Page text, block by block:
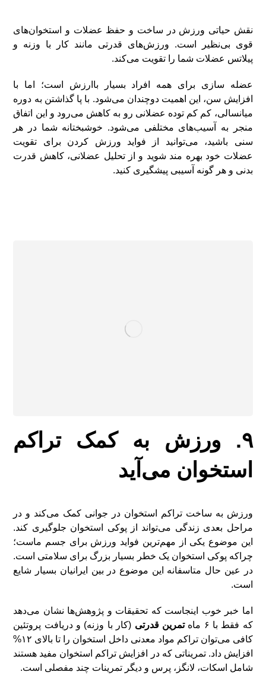
نقش حیاتی ورزش در ساخت و حفظ عضلات و استخوان‌های
قوی بی‌نظیر است. ورزش‌های قدرتی مانند کار با وزنه و
پیلاتس عضلات شما را تقویت می‌کند.
عضله سازی برای همه افراد بسیار باارزش است؛ اما با
افزایش سن، این اهمیت دوچندان می‌شود. با پا گذاشتن به دوره
میانسالی، کم کم توده عضلانی رو به کاهش می‌رود و این اتفاق
منجر به آسیب‌های مختلفی می‌شود. خوشبختانه شما در هر
سنی باشید، می‌توانید از فواید ورزش کردن برای تقویت
عضلات خود بهره مند شوید و از تحلیل عضلانی، کاهش قدرت
بدنی و هر گونه آسیبی پیشگیری کنید.
۹. ورزش به کمک تراکم
استخوان می‌آید
ورزش به ساخت تراکم استخوان در جوانی کمک می‌کند و در
مراحل بعدی زندگی می‌تواند از پوکی استخوان جلوگیری کند.
این موضوع یکی از مهم‌ترین فواید ورزش برای جسم ماست؛
چراکه پوکی استخوان یک خطر بسیار بزرگ برای سلامتی است.
در عین حال متاسفانه این موضوع در بین ایرانیان بسیار شایع
است.
اما خبر خوب اینجاست که تحقیقات و پژوهش‌ها نشان می‌دهد
که فقط با ۶ ماه
تمرین قدرتی (کار با وزنه) و دریافت پروتئین
کافی می‌توان تراکم مواد معدنی داخل استخوان را تا بالای ۱۲%
افزایش داد. تمریناتی که در افزایش تراکم استخوان مفید هستند
شامل اسکات، لانگز، پرس و دیگر تمرینات چند مفصلی است.